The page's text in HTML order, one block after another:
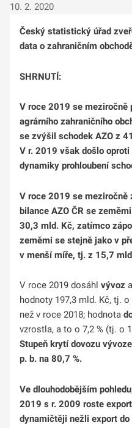
10. 2. 2020
Český statistický úřad
data o zahraničním
SHRNUTÍ:
V roce 2019 se meziročně
agrárního zahraničního
se zvýšil schodek AZO z
V r. 2019 však došlo
dynamiky prohloubení
V roce 2019 se meziročně
bilance AZO ČR se
30,3 mld. Kč, zatímco
zeměmi se stejně jako v
v menší míře, tj. z 15,7
V roce 2019 dosáhl vývoz
hodnoty 197,3 mld. Kč, tj.
než v roce 2018; hodnota
vzrostla, a to o 7,2 % (tj. o
Stupeň krytí dovozu
p. b. na 80,7 %.
Ve dlouhodobějším
2019 s r. 2009 roste
dynamičtěji nežli export do